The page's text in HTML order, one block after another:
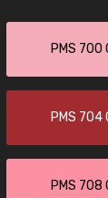
PMS 700
PMS 704
PMS 708